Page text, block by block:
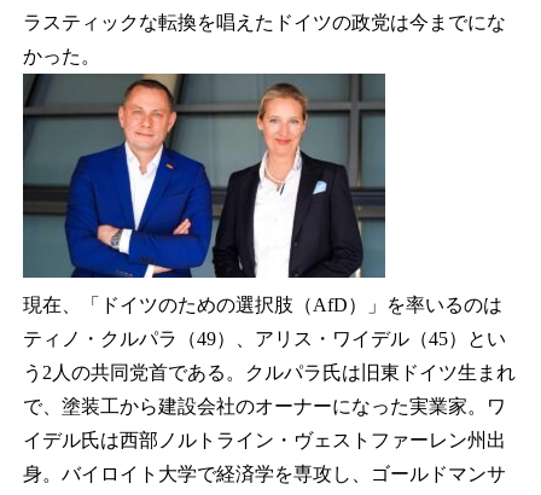
ラスティックな転換を唱えたドイツの政党は今までにな
かった。
現在、「ドイツのための選択肢（AfD）」を率いるのは
ティノ・クルパラ（49）、アリス・ワイデル（45）とい
う2人の共同党首である。クルパラ氏は旧東ドイツ生まれ
で、塗装工から建設会社のオーナーになった実業家。ワ
イデル氏は西部ノルトライン・ヴェストファーレン州出
身。バイロイト大学で経済学を専攻し、ゴールドマンサ